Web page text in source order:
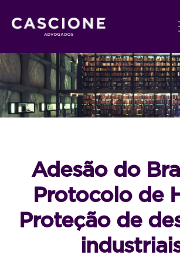
Adesão do
Protocolo de
Proteção de